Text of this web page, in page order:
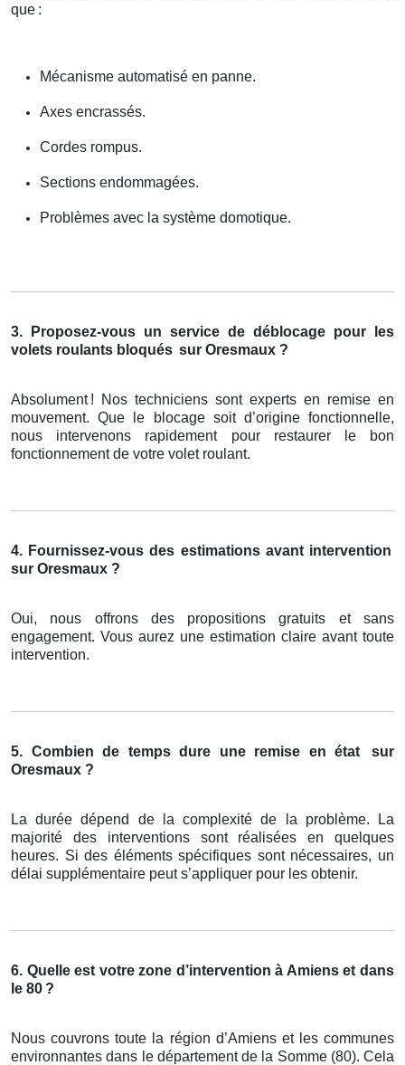
que :
Mécanisme automatisé en panne.
Axes encrassés.
Cordes rompus.
Sections endommagées.
Problèmes avec la système domotique.
3. Proposez-vous un service de déblocage pour les
volets roulants bloqués sur Oresmaux ?
Absolument ! Nos techniciens sont experts en remise en
mouvement. Que le blocage soit d’origine fonctionnelle,
nous intervenons rapidement pour restaurer le bon
fonctionnement de votre volet roulant.
4. Fournissez-vous des estimations avant intervention
sur Oresmaux ?
Oui, nous offrons des propositions gratuits et sans
engagement. Vous aurez une estimation claire avant toute
intervention.
5. Combien de temps dure une remise en état
sur
Oresmaux ?
La durée dépend de la complexité de la problème. La
majorité des interventions sont réalisées en quelques
heures. Si des éléments spécifiques sont nécessaires, un
délai supplémentaire peut s’appliquer pour les obtenir.
6. Quelle est votre zone d’intervention à Amiens et dans
le 80 ?
Nous couvrons toute la région d’Amiens et les communes
environnantes dans le département de la Somme (80). Cela